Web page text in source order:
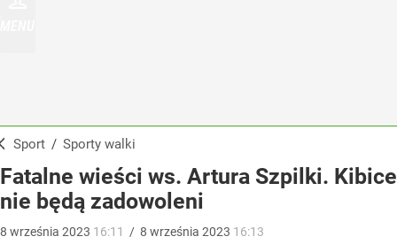
Sport / Sporty walki
Fatalne wieści ws. Artura Szpilki. Kibice
nie będą zadowoleni
8 września 2023 16:11 / 8 września 2023 16:13